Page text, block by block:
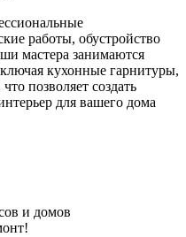
работы, обустройство
мастера занимаются
кухонные гарнитуры,
позволяет создать
для вашего дома
и домов